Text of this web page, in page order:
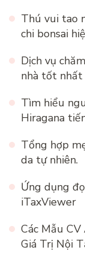
Thú vui tao
chi bonsai
Dịch vụ
nhà tốt nhất
Tìm hiểu
Hiragana
Tổng hợp
da tự nhiên.
Ứng dụng
iTaxViewer
Các Mẫu
Giá Trị Nội